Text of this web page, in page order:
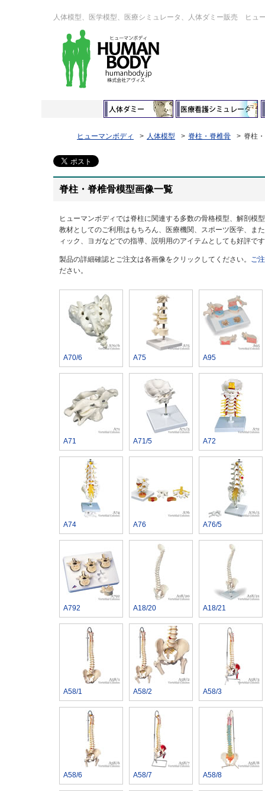
人体模型、医学模型、医療シミュレータ、人体ダミー販売 ヒュ
ヒューマンボディ 人体模型 脊柱・脊椎骨 脊柱
脊柱・脊椎骨模型画像一覧
ヒューマンボディでは脊柱に関連する多数の骨格模型、解剖模
教材としてのご利用はもちろん、医療機関、スポーツ医学、ま
ィック、ヨガなどでの指導、説明用のアイテムとしても好評で
製品の詳細確認とご注文は各画像をクリックしてください。 ご
ださい。
A70/6 A75 A95
A71 A71/5 A72
A74 A76 A76/5
A792 A18/20 A18/21
A58/1 A58/2 A58/3
A58/6 A58/7 A58/8